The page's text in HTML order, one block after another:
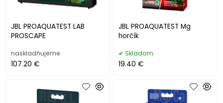
JBL PROAQUATEST LAB
PROSCAPE
naskladňujeme
107.20 €
JBL PROAQUATEST Mg
horčík
Skladom
19.40 €